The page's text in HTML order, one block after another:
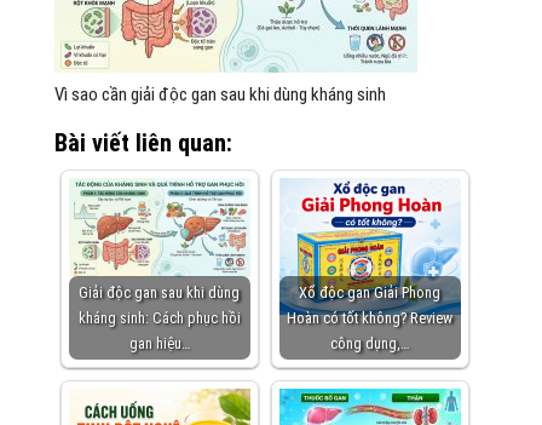
Vì sao cần giải độc gan sau khi dùng kháng sinh
Bài viết liên quan:
Giải độc gan sau khi dùng
kháng sinh: Cách phục hồi
gan hiệu…
Xổ độc gan Giải Phong
Hoàn có tốt không? Review
công dụng,…